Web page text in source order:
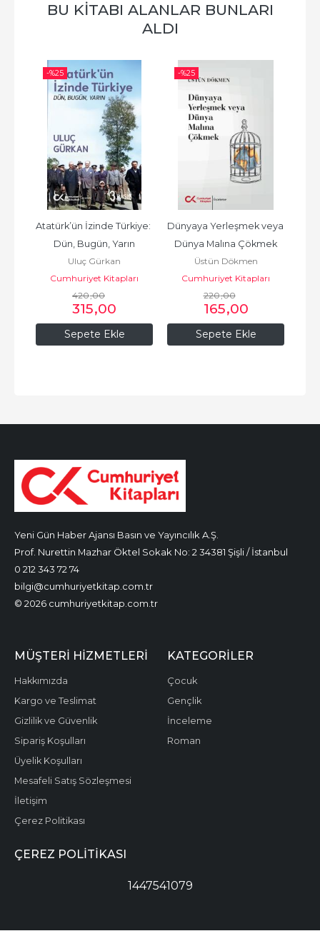
BU KITABI ALANLAR BUNLARI
ALDI
-%25
Sepete Ekle
Atatürk’ün İzinde Türkiye:
Dün, Bugün, Yarın
Uluç Gürkan
Cumhuriyet Kitapları
420,00
315,00
-%25
Sepete Ekle
Dünyaya Yerleşmek veya
Dünya Malına Çökmek
Üstün Dökmen
Cumhuriyet Kitapları
220,00
165,00
Yeni Gün Haber Ajansı Basın ve Yayıncılık A.Ş.
Prof. Nurettin Mazhar Öktel Sokak No: 2 34381 Şişli / İstanbul
0 212 343 72 74
bilgi@cumhuriyetkitap.com.tr
© 2026 cumhuriyetkitap.com.tr
MÜŞTERI HIZMETLERI
Hakkımızda
Kargo ve Teslimat
Gizlilik ve Güvenlik
Sipariş Koşulları
Üyelik Koşulları
Mesafeli Satış Sözleşmesi
İletişim
Çerez Politikası
KATEGORILER
Çocuk
Gençlik
İnceleme
Roman
ÇEREZ POLITIKASI
1447541079